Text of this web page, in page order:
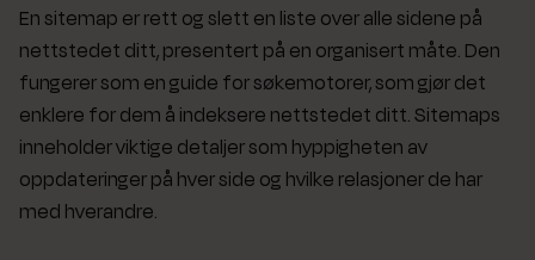
En sitemap er rett og slett en liste over alle sidene på
nettstedet ditt, presentert på en organisert måte. Den
fungerer som en guide for søkemotorer, som gjør det
enklere for dem å indeksere nettstedet ditt. Sitemaps
inneholder viktige detaljer som hyppigheten av
oppdateringer på hver side og hvilke relasjoner de har
med hverandre.